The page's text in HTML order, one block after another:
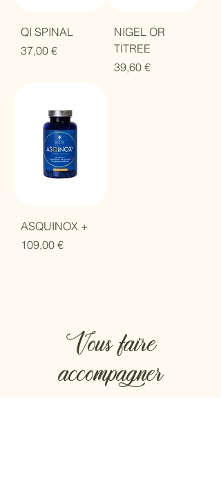
QI SPINAL
Prix
37,00 €
NIGEL OR
TITREE
Prix
39,60 €
ASQUINOX +
Prix
109,00 €
Vous faire
accompagner